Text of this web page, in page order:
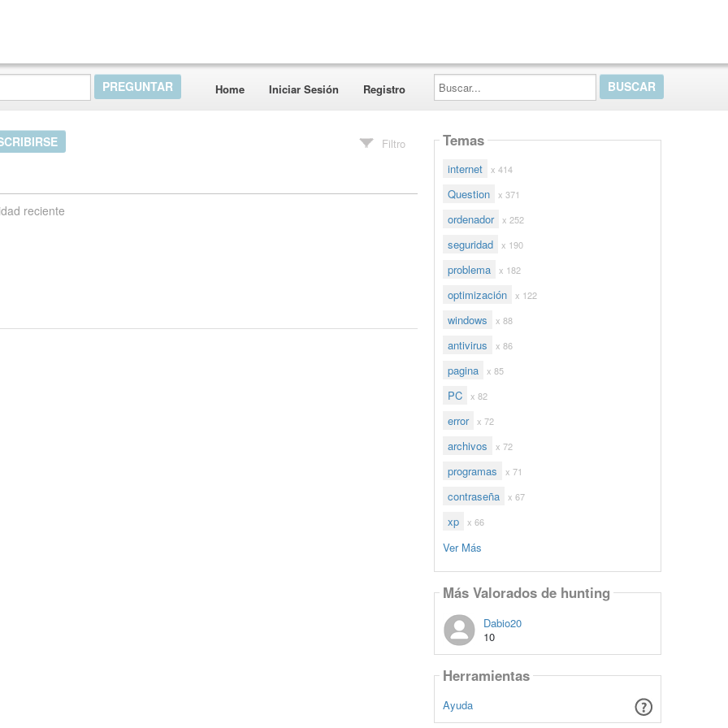
Home Iniciar Sesión Registro
Buscar...
Filtro
reciente
Temas
internet x 414
Question x 371
ordenador x 252
seguridad x 190
problema x 182
optimización x 122
windows x 88
antivirus x 86
pagina x 85
PC x 82
error x 72
archivos x 72
programas x 71
contraseña x 67
xp x 66
Ver Más
Más Valorados de hunting
Dabio20
10
Herramientas
Ayuda